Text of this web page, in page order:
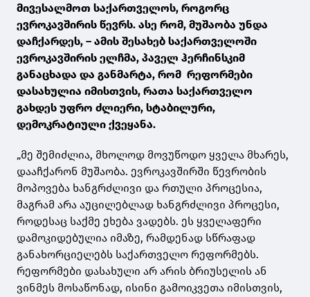
მივესალმოთ საქართველოს, როგორც
ევროკავშირის წევრს. ასე რომ, მუშაობა უნდა
დაჩქარდეს, – ამის შესახებ საქართველოში
ევროკავშირის ელჩმა, პაველ ჰერჩინსკიმ
განაცხადა და განმარტა, რომ რეფორმები
დასახულია იმისთვის, რათა საქართველო
გახდეს უფრო ძლიერი, სტაბილური,
დემოკრატიული ქვეყანა.
„მე შემიძლია, მხოლოდ მოვუწოდო ყველა მხარეს,
დააჩქარონ მუშაობა. ევროკავშირში წევრობის
მოპოვება ხანგრძლივი და რთული პროცესია,
მაგრამ არა აუცილებლად ხანგრძლივი პროცესი,
როდესაც საქმე ეხება ვადებს. ეს ყველაფერი
დამოკიდებულია იმაზე, რამდენად სწრაფად
განახორციელებს საქართველო რეფორმებს.
რეფორმები დასახული არ არის ბრიუსელის ან
ვინმეს მოსაწონად, ისინი გამოიკვეთა იმისთვის,